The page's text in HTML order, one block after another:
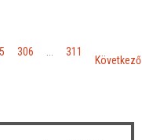
306 ... 311
Következő